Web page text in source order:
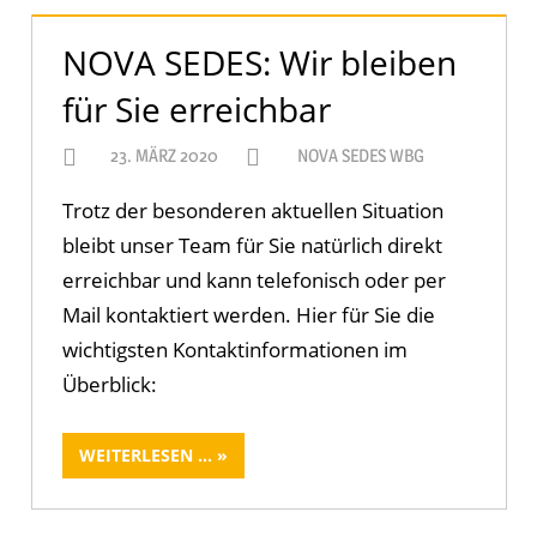
NOVA SEDES: Wir bleiben
für Sie erreichbar
23. MÄRZ 2020 NOVA SEDES WBG
Trotz der besonderen aktuellen Situation
bleibt unser Team für Sie natürlich direkt
erreichbar und kann telefonisch oder per
Mail kontaktiert werden. Hier für Sie die
wichtigsten Kontaktinformationen im
Überblick:
WEITERLESEN ...